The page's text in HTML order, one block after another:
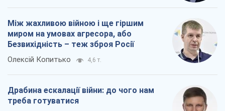
Між жахливою війною і ще гіршим
миром на умовах агресора, або
Безвихідність – теж зброя Росії
Олексій Копитько 4,6 т.
Драбина ескалації війни: до чого нам
треба готуватися